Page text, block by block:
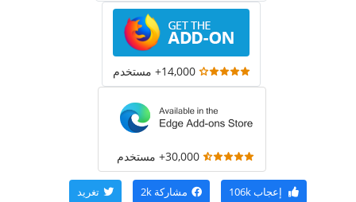
14,000+ مستخدم
30,000+ مستخدم
إعجاب106k مشاركة 2k تغريد